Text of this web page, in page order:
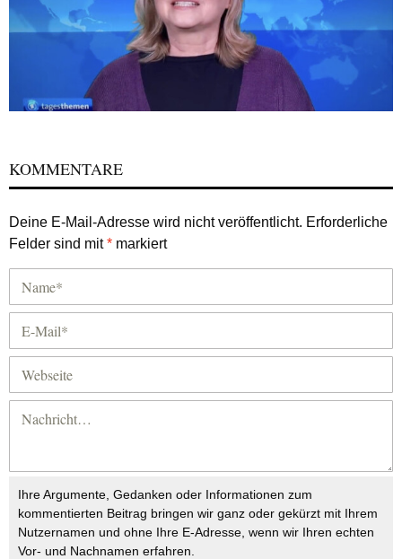
KOMMENTARE
Deine E-Mail-Adresse wird nicht veröffentlicht. Erforderliche
Felder sind mit* markiert
Ihre Argumente, Gedanken oder Informationen zum
kommentierten Beitrag bringen wir ganz oder gekürzt mit Ihrem
Nutzernamen und ohne Ihre E-Adresse, wenn wir Ihren echten
Vor- und Nachnamen erfahren.